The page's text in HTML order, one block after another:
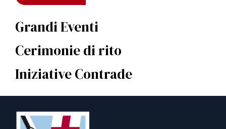
Grandi Eventi
Cerimonie di rito
Iniziative Contrade